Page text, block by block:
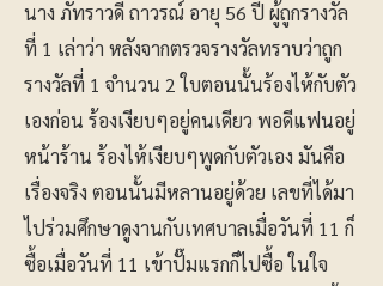
นาง ภัทราวดี ถาวรณ์ อายุ 56 ปี ผู้ถูกรางวัล
ที่ 1 เล่าว่า หลังจากตรวจรางวัลทราบว่าถูก
รางวัลที่ 1 จำนวน 2 ใบตอนนั้นร้องไห้กับตัว
เองก่อน ร้องเงียบๆอยู่คนเดียว พอดีแฟนอยู่
หน้าร้าน ร้องไห้เงียบๆพูดกับตัวเอง มันคือ
เรื่องจริง ตอนนั้นมีหลานอยู่ด้วย เลขที่ได้มา
ไปร่วมศึกษาดูงานกับเทศบาลเมื่อวันที่ 11 ก็
ซื้อเมื่อวันที่ 11 เข้าปั๊มแรกก็ไปซื้อ ในใจ